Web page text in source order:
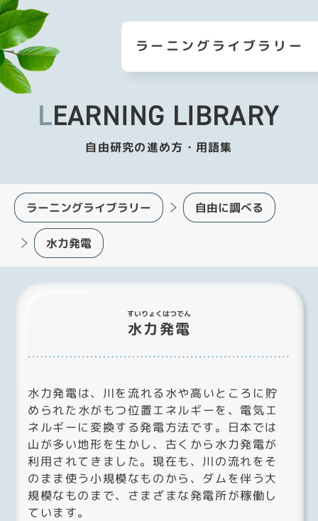
LEARNING LIBRARY
自由研究の進め方・用語集
ラーニングライブラリー
ラーニングライブラリー 自由に調べる
水力発電
水力発電
すいりょくはつでん
水力発電は、川を流れる水や高いところに貯
められた水がもつ位置エネルギーを、電気エ
ネルギーに変換する発電方法です。日本では
山が多い地形を生かし、古くから水力発電が
利用されてきました。現在も、川の流れをそ
のまま使う小規模なものから、ダムを伴う大
規模なものまで、さまざまな発電所が稼働し
ています。